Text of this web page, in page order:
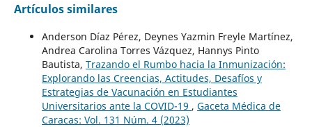
Artículos similares
Anderson Díaz Pérez, Deynes Yazmin Freyle Martínez,
Andrea Carolina Torres Vázquez, Hannys Pinto
Bautista, Trazando el Rumbo hacia la Inmunización:
Explorando las Creencias, Actitudes, Desafíos y
Estrategias de Vacunación en Estudiantes
Universitarios ante la COVID-19 , Gaceta Médica de
Caracas: Vol. 131 Núm. 4 (2023)